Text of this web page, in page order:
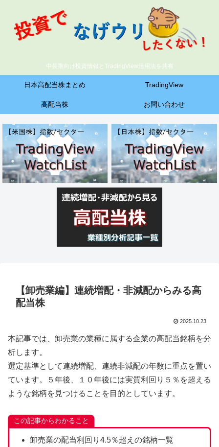
中長期向け投資情報とTradingView活用法を共有
日本高配当株まとめ TradingView
高配当株 お問い合わせ
【卸売業編】連続増配・非減配からみる高
配当株
2025.10.23
本記事では、卸売業の業種に属する企業の高配当銘柄を分
析します。
選定基準として連続増配、連続非減配の年数に重点を置い
ています。５年後、１０年後には実質利回り５％を超える
ような銘柄を見つけることを目的としています。
この記事からわかること
卸売業の配当利回り4.5％超えの銘柄一覧